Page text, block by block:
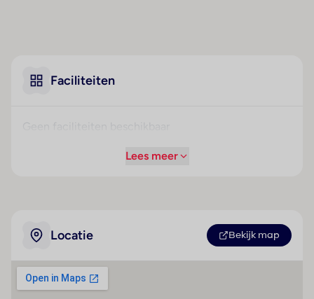
Faciliteiten
Lees meer
Locatie Bekijk map